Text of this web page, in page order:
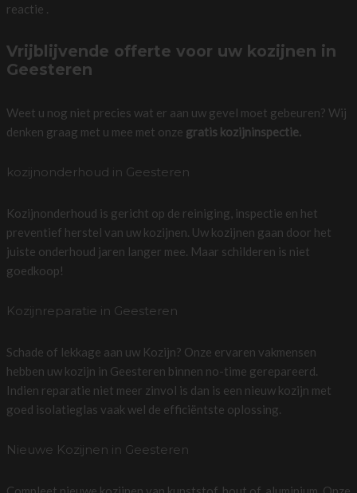
reactie .
Vrijblijvende offerte voor uw kozijnen in
Geesteren
Weet u nog niet precies wat er aan uw gevel moet gebeuren? Wij
denken graag met u mee met onze gratis kozijninspectie.
kozijnonderhoud in Geesteren
Kozijnonderhoud is gericht op de reiniging, inspectie en het
preventief herstel van uw kozijnen. Uw kozijnen gaan door het
juiste onderhoud jaren langer mee. Maar schilderen is niet
goedkoop!
Kozijnreparatie in Geesteren
Schade of lekkage aan uw Kozijn? Onze ervaren vakmensen
hebben uw kozijn in Geesteren binnen no-time gerepareerd.
Indien reparatie niet meer zinvol is dan is een nieuw kozijn met
goed isolatieglas vaak wel de efficiëntste oplossing.
Nieuwe Kozijnen in Geesteren